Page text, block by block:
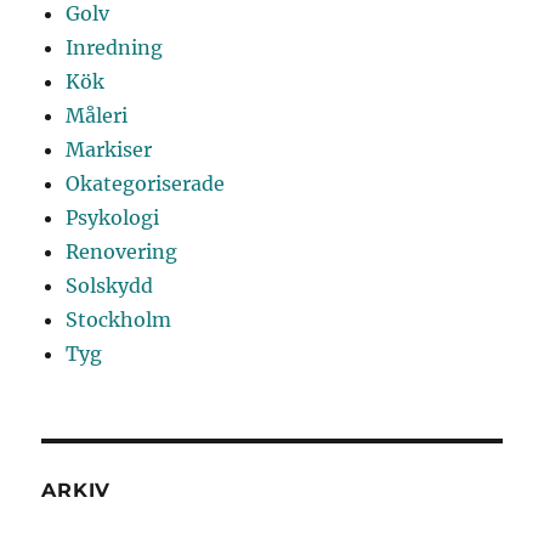
Golv
Inredning
Kök
Måleri
Markiser
Okategoriserade
Psykologi
Renovering
Solskydd
Stockholm
Tyg
ARKIV